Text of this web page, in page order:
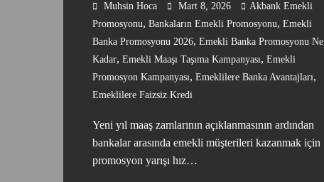
Muhsin Hoca Mart 8, 2026
Akbank Emekli
Promosyonu, Bankaların Emekli Promosyonu, Emekli
Banka Promosyonu 2026, Emekli Banka Promosyonu Ne
Kadar, Emekli Maaşı Taşıma Kampanyası, Emekli
Promosyon Kampanyası, Emeklilere Banka Avantajları,
Emeklilere Faizsiz Kredi
Yeni yıl maaş zamlarının açıklanmasının ardından
bankalar arasında emekli müşterileri kazanmak için
promosyon yarışı hız…